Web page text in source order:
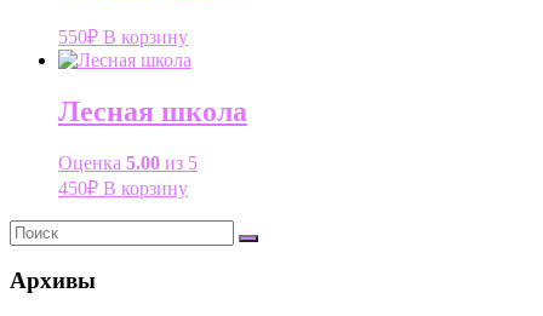
550₽ В корзину
Лесная школа
Оценка 5.00 из 5
450₽ В корзину
Архивы